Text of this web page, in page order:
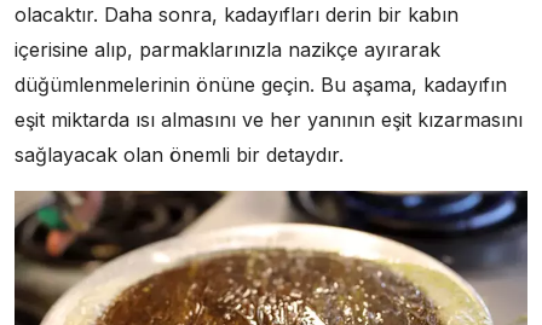
olacaktır. Daha sonra, kadayıfları derin bir kabın
içerisine alıp, parmaklarınızla nazikçe ayırarak
düğümlenmelerinin önüne geçin. Bu aşama, kadayıfın
eşit miktarda ısı almasını ve her yanının eşit kızarmasını
sağlayacak olan önemli bir detaydır.